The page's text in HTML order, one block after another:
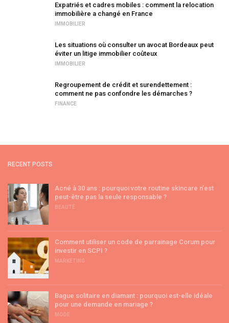
Expatriés et cadres mobiles : comment la relocation
immobilière a changé en France
IMMOBILIER
Les situations où consulter un avocat Bordeaux peut
éviter un litige immobilier coûteux
IMMOBILIER
Regroupement de crédit et surendettement :
comment ne pas confondre les démarches ?
FINANCE
RECENT POSTS
Acné à 30 ans : pourquoi votre routine skincare n’est
peut-être pas la seule responsable ?
BEAUTÉ
Comment utiliser un code de parrainage Corum pour
investir en SCPI ?
MARKETING
Bague solitaire en diamant : pourquoi est-elle idéale
pour une demande en mariage ?
MODE